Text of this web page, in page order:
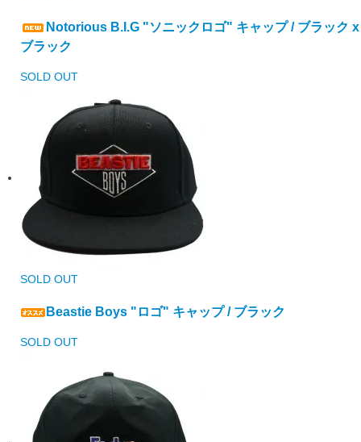
Notorious B.I.G "ソニックロゴ" キャップ / ブラック x
ブラック
SOLD OUT
SOLD OUT
Beastie Boys "ロゴ" キャップ / ブラック
SOLD OUT